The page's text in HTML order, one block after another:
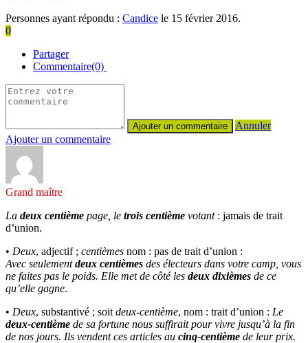
Personnes ayant répondu : Candice le 15 février 2016.
0
Partager
Commentaire(0)
Annuler
Ajouter un commentaire
Grand maître
La deux centième page, le trois centième votant : jamais de trait
d’union.
• Deux, adjectif ; centièmes nom : pas de trait d’union :
Avec seulementdeux centièmes des électeurs dans votre camp, vous
ne faites pas le poids. Elle met de côté les deux dixièmes de ce
qu’elle gagne.
• Deux, substantivé ; soit deux-centième, nom : trait d’union : Le
deux-centième de sa fortune nous suffirait pour vivre jusqu’à la fin
de nos jours. Ils vendent ces articles au cinq-centième de leur prix.